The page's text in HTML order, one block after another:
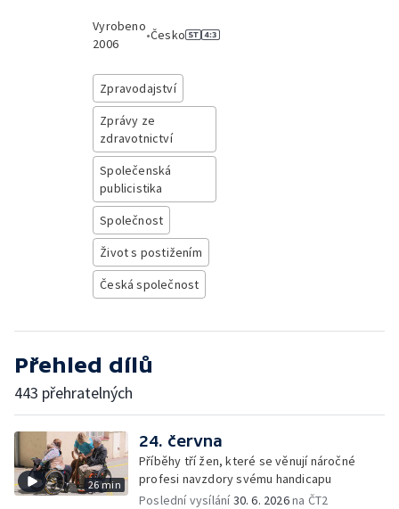
Vyrobeno
2006
•Česko
Zpravodajství
Zprávy ze
zdravotnictví
Společenská
publicistika
Společnost
Život s postižením
Česká společnost
Přehled dílů
443 přehratelných
26 min
24. června
Příběhy tří žen, které se věnují náročné
profesi navzdory svému handicapu
Poslední vysílání30. 6. 2026na ČT2